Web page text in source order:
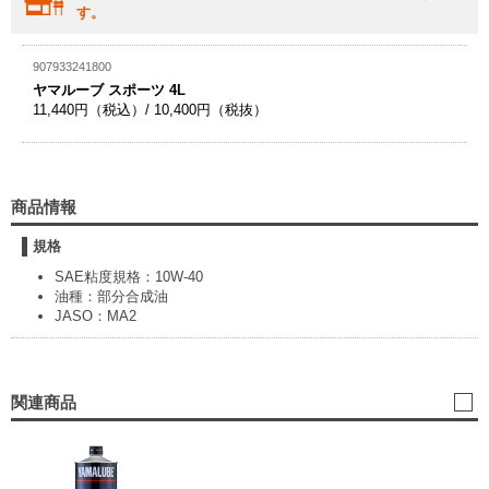
す。
907933241800
ヤマルーブ スポーツ 4L
11,440円（税込）/ 10,400円（税抜）
商品情報
規格
SAE粘度規格：10W-40
油種：部分合成油
JASO：MA2
関連商品